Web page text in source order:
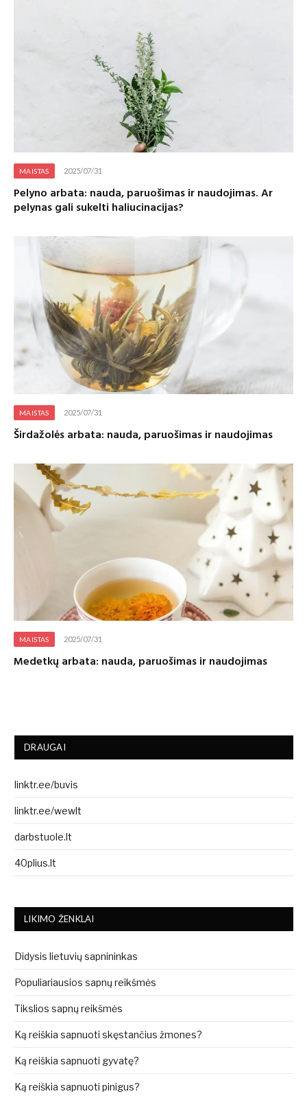
MAISTAS 2025/07/31
Pelyno arbata: nauda, paruošimas ir naudojimas. Ar
pelynas gali sukelti haliucinacijas?
MAISTAS 2025/07/31
Širdažolės arbata: nauda, paruošimas ir naudojimas
MAISTAS 2025/07/31
Medetkų arbata: nauda, paruošimas ir naudojimas
DRAUGAI
linktr.ee/buvis
linktr.ee/wewlt
darbstuole.lt
40plius.lt
LIKIMO ŽENKLAI
Didysis lietuvių sapnininkas
Populiariausios sapnų reikšmės
Tikslios sapnų reikšmės
Ką reiškia sapnuoti skęstančius žmones?
Ką reiškia sapnuoti gyvatę?
Ką reiškia sapnuoti pinigus?